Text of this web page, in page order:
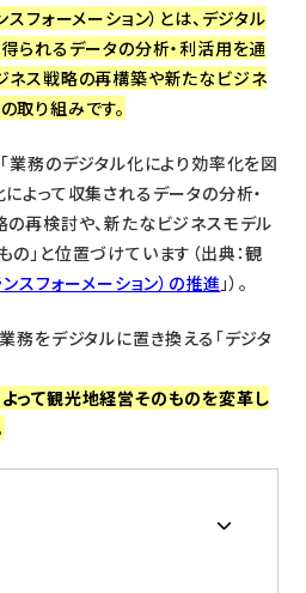
フォーメーション）とは、デジタル
られるデータの分析・利活用を通
ネス戦略の再構築や新たなビジネ
取り組みです。
業務のデジタル化により効率化を図
よって収集されるデータの分析・
の再検討や、新たなビジネスモデル
」と位置づけています（出典：観
スフォーメーション）の推進」）。
務をデジタルに置き換える「デジタ
って観光地経営そのものを変革し